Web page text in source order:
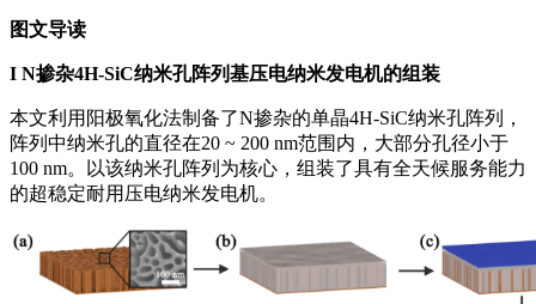
图文导读
I N掺杂4H-SiC纳米孔阵列基压电纳米发电机的组装
本文利用阳极氧化法制备了N掺杂的单晶4H-SiC纳米孔阵列，
阵列中纳米孔的直径在20 ~ 200 nm范围内，大部分孔径小于
100 nm。以该纳米孔阵列为核心，组装了具有全天候服务能力
的超稳定耐用压电纳米发电机。